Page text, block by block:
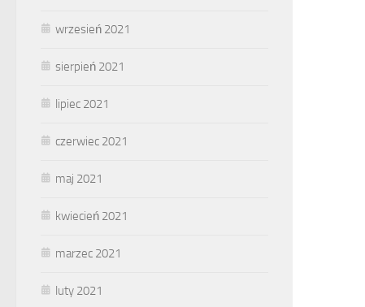
wrzesień 2021
sierpień 2021
lipiec 2021
czerwiec 2021
maj 2021
kwiecień 2021
marzec 2021
luty 2021